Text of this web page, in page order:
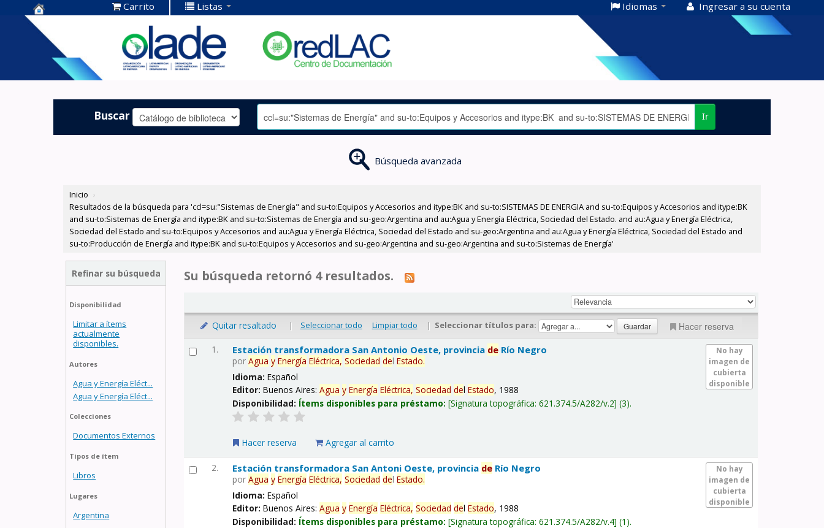
Centro de
Documentación
OLADE -
Carrito Listas Idiomas Ingresar a su cuenta
Buscar Ir
Búsqueda avanzada
Inicio ›
Resultados de la búsqueda para 'ccl=su:"Sistemas de Energía" and su-to:Equipos y Accesorios and itype:BK and su-to:SISTEMAS DE ENERGIA and su-to:Equipos y Accesorios and itype:BK
and su-to:Sistemas de Energía and itype:BK and su-to:Sistemas de Energía and su-geo:Argentina and au:Agua y Energía Eléctrica, Sociedad del Estado. and au:Agua y Energía Eléctrica,
Sociedad del Estado and su-to:Equipos y Accesorios and au:Agua y Energía Eléctrica, Sociedad del Estado and su-geo:Argentina and au:Agua y Energía Eléctrica, Sociedad del Estado and
su-to:Producción de Energía and itype:BK and su-to:Equipos y Accesorios and su-geo:Argentina and su-geo:Argentina and su-to:Sistemas de Energía'
Refinar su búsqueda
Disponibilidad
Limitar a ítems
actualmente
disponibles.
Autores
Agua y Energía Eléct...
Agua y Energía Eléct...
Colecciones
Documentos Externos
Tipos de ítem
Libros
Lugares
Argentina
Su búsqueda retornó 4 resultados.
Quitar resaltado | Seleccionar todo Limpiar todo | Seleccionar títulos para: Hacer reserva
1.
No hay
imagen de
cubierta
disponible
Estación transformadora San Antonio Oeste, provincia de Río Negro
porAgua y Energía Eléctrica, Sociedad delEstado.
Idioma:Español
Editor:Buenos Aires:Agua y Energía Eléctrica, Sociedad delEstado, 1988
Disponibilidad: Ítems disponibles para préstamo: Signatura topográfica:621.374.5/A282/v.2 (3).
Hacer reserva Agregar al carrito
2.
No hay
imagen de
cubierta
disponible
Estación transformadora San Antoni Oeste, provincia de Río Negro
porAgua y Energía Eléctrica, Sociedad delEstado.
Idioma:Español
Editor:Buenos Aires:Agua y Energía Eléctrica, Sociedad delEstado, 1988
Disponibilidad: Ítems disponibles para préstamo: Signatura topográfica:621.374.5/A282/v.4 (1).